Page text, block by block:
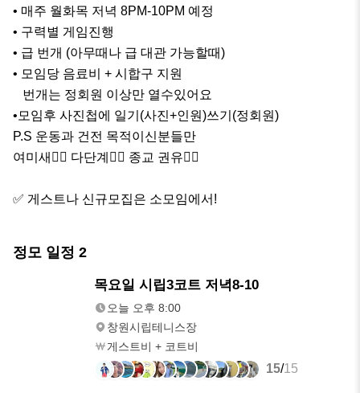
• 매주 월화목 저녁 8PM-10PM 예정
• 구력별 게임진행
• 급 번개 (아무때나 급 대관 가능할때)
• 모임당 음료비 + 시합구 지원
•모임후 사진첩에 일기(사진+인원)쓰기(정회원)
P.S 운동과 건전 목적이신분들만
여미새🙅‍♂️ 다단계🙅‍♂️ 종교 권유🙅‍♂️
✅️ 게스트나 신규모집은 소모임에서!
정모 일정 2
목요일 시립3코트 저녁8-10
오늘 오후 8:00
창원시립테니스장
게스트비 + 코트비
15/15